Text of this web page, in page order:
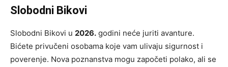
Slobodni Bikovi
Slobodni Bikovi u 2026. godini neće juriti avanture.
Bićete privučeni osobama koje vam ulivaju sigurnost i
poverenje. Nova poznanstva mogu započeti polako, ali se